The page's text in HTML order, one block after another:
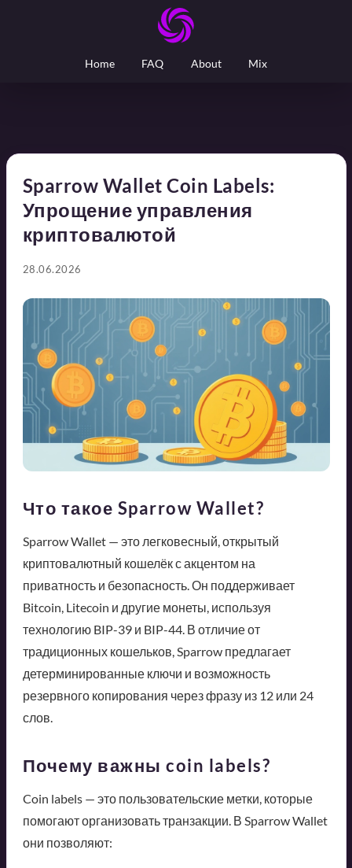
Home FAQ About Mix
Sparrow Wallet Coin Labels:
Упрощение управления
криптовалютой
28.06.2026
Что такое Sparrow Wallet?
Sparrow Wallet — это легковесный, открытый
криптовалютный кошелёк с акцентом на
приватность и безопасность. Он поддерживает
Bitcoin, Litecoin и другие монеты, используя
технологию BIP-39 и BIP-44. В отличие от
традиционных кошельков, Sparrow предлагает
детерминированные ключи и возможность
резервного копирования через фразу из 12 или 24
слов.
Почему важны coin labels?
Coin labels — это пользовательские метки, которые
помогают организовать транзакции. В Sparrow Wallet
они позволяют: